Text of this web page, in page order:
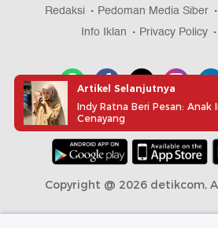
Redaksi Pedoman Media Siber
Info Iklan
Privacy Policy
Download aplikasi
Copyright @ 2026 detikcom,
Artikel Selanjutnya
Indy Ratna Beri Pesan: Anak
Cenayang